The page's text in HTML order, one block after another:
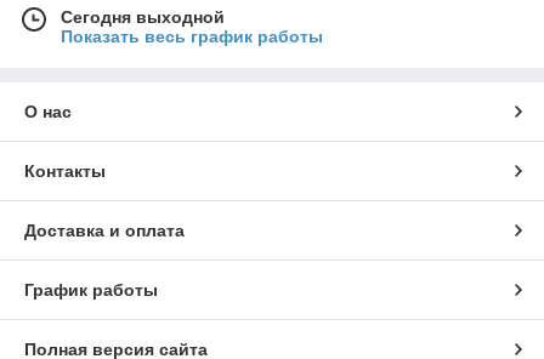
Сегодня выходной
Показать весь график работы
О нас
Контакты
Доставка и оплата
График работы
Полная версия сайта